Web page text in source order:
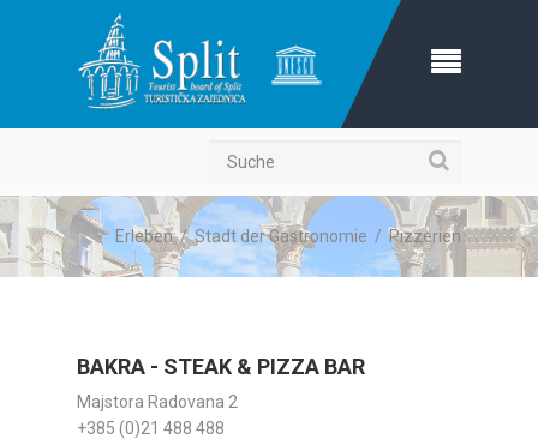
Suche
Erleben/Stadt der Gastronomie /Pizzerien
BAKRA - STEAK & PIZZA BAR
Majstora Radovana 2
+385 (0)21 488 488